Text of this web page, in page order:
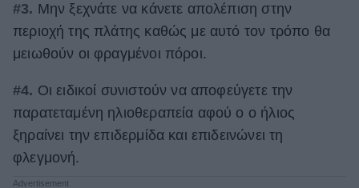
#3. Μην ξεχνάτε να κάνετε απολέπιση στην
περιοχή της πλάτης καθώς με αυτό τον τρόπο θα
μειωθούν οι φραγμένοι πόροι.
#4. Οι ειδικοί συνιστούν να αποφεύγετε την
παρατεταμένη ηλιοθεραπεία αφού ο ο ήλιος
ξηραίνει την επιδερμίδα και επιδεινώνει τη
φλεγμονή.